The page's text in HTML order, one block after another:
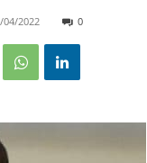
04/2022 0